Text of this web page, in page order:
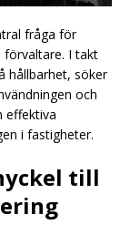
fråga för
förvaltare. I takt
hållbarhet, söker
och
effektiva
i fastigheter.
till